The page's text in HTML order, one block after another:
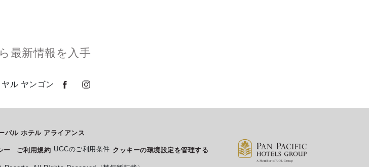
Phaya Road,
電話番号
+951 8250 388
enquiry.prygn@parkroyalhotels.com
最新情報を入手
ル ヤンゴン
バル ホテル アライアンス
ー ご利用規約 UGCのご利用条件 クッキーの環境設定を管理する